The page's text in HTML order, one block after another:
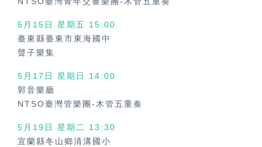
5月15日 星期五 15:00
臺東縣臺東市東海國中
聲子樂集
5月17日 星期日 14:00
郭音樂廳
NTSO臺灣管樂團-木管五重奏
5月19日 星期二 13:30
宜蘭縣冬山鄉清溝國小